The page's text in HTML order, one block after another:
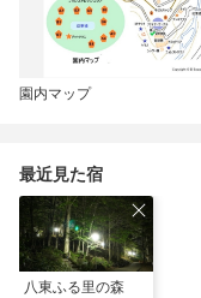
園内マップ
最近見た宿
八東ふる里の森